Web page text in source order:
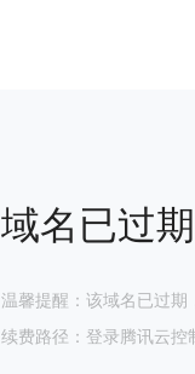
域名已过
温馨提醒：该域名已过期
续费路径：登录腾讯云控